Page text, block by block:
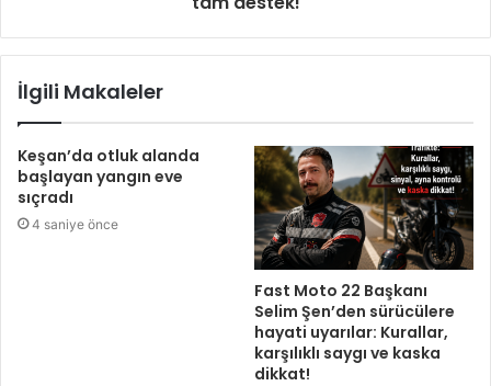
İlgili Makaleler
Keşan’da otluk alanda
başlayan yangın eve
sıçradı
4 saniye önce
Fast Moto 22 Başkanı
Selim Şen’den sürücülere
hayati uyarılar: Kurallar,
karşılıklı saygı ve kaska
dikkat!